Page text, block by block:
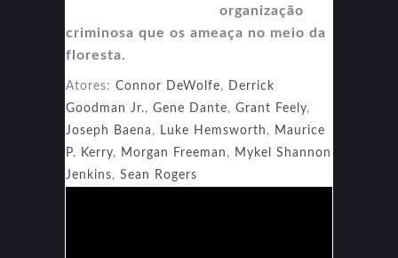
organização
criminosa que os ameaça no meio da
floresta.
Atores: Connor DeWolfe,
Derrick
Goodman Jr., Gene Dante, Grant Feely,
Joseph Baena , Luke Hemsworth , Maurice
P. Kerry, Morgan Freeman , Mykel Shannon
Jenkins, Sean Rogers